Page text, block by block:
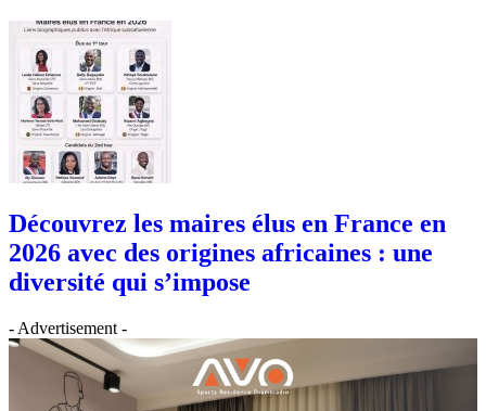
Découvrez les maires élus en France en
2026 avec des origines africaines : une
diversité qui s’impose
- Advertisement -